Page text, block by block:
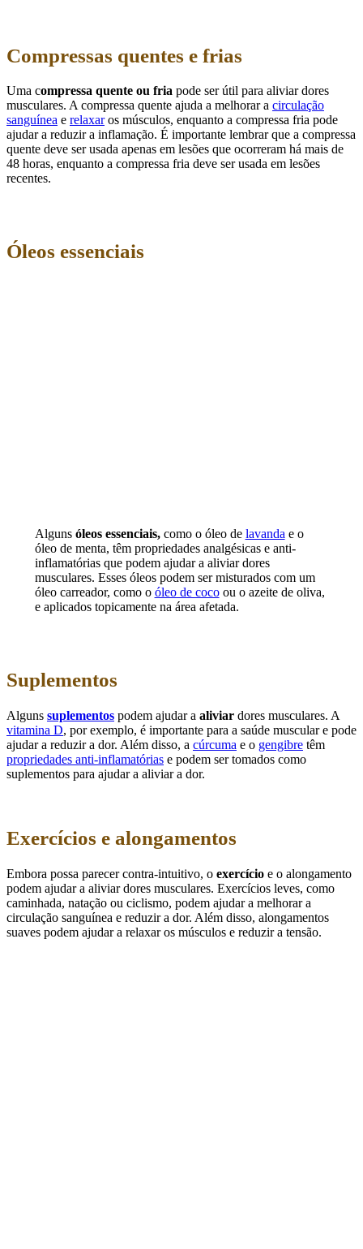
Compressas quentes e frias
Uma compressa quente ou fria pode ser útil para aliviar dores
musculares. A compressa quente ajuda a melhorar a circulação
sanguínea e relaxaros músculos, enquanto a compressa fria pode
ajudar a reduzir a inflamação. É importante lembrar que a compressa
quente deve ser usada apenas em lesões que ocorreram há mais de
48 horas, enquanto a compressa fria deve ser usada em lesões
recentes.
Óleos essenciais
Alguns óleos essenciais,como o óleo de lavanda e o
óleo de menta, têm propriedades analgésicas e anti-
inflamatórias que podem ajudar a aliviar dores
musculares. Esses óleos podem ser misturados com um
óleo carreador, como o óleo de cocoou o azeite de oliva,
e aplicados topicamente na área afetada.
Suplementos
Alguns suplementos podem ajudar a aliviar dores musculares. A
vitamina D, por exemplo, é importante para a saúde muscular e pode
ajudar a reduzir a dor. Além disso, a cúrcuma e o gengibre têm
propriedades anti-inflamatórias e podem ser tomados como
suplementos para ajudar a aliviar a dor.
Exercícios e alongamentos
Embora possa parecer contra-intuitivo, o exercício e o alongamento
podem ajudar a aliviar dores musculares. Exercícios leves, como
caminhada, natação ou ciclismo, podem ajudar a melhorar a
circulação sanguínea e reduzir a dor. Além disso, alongamentos
suaves podem ajudar a relaxar os músculos e reduzir a tensão.